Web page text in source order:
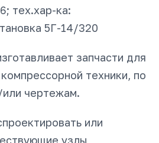
тех.хар-ка:
5Г-14/320
запчасти для
техники, по
чертежам.
или
узлы,